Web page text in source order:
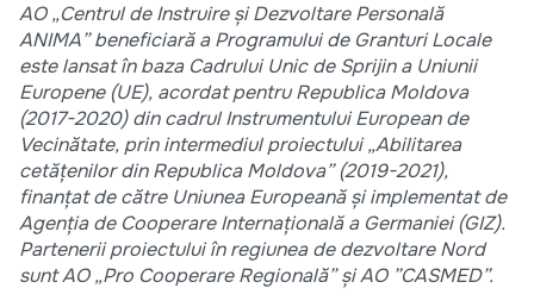
AO „Centrul de Instruire și Dezvoltare Personală
ANIMA” beneficiară a Programului de Granturi Locale
este lansat în baza Cadrului Unic de Sprijin a Uniunii
Europene (UE), acordat pentru Republica Moldova
(2017-2020) din cadrul Instrumentului European de
Vecinătate, prin intermediul proiectului „Abilitarea
cetățenilor din Republica Moldova” (2019-2021),
finanțat de către Uniunea Europeană și implementat de
Agenția de Cooperare Internațională a Germaniei (GIZ).
Partenerii proiectului în regiunea de dezvoltare Nord
sunt AO „Pro Cooperare Regională” și AO ”CASMED”.